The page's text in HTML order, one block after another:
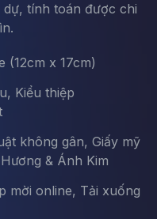
tính toán được chi
(12cm x 17cm)
Kiểu thiệp
không gân, Giấy mỹ
& Ánh Kim
mời online, Tải xuống